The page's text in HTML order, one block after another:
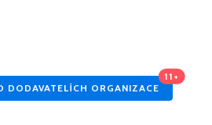
DODAVATELÍCH ORGANIZACE
11+